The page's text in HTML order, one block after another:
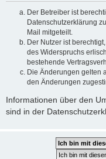
Der Betreiber ist
Datenschutzerklärung
Mail mitgeteilt.
Der Nutzer ist
des Widerspruchs
bestehende
Die Änderungen gelten
den Änderungen
Informationen über den
sind in der